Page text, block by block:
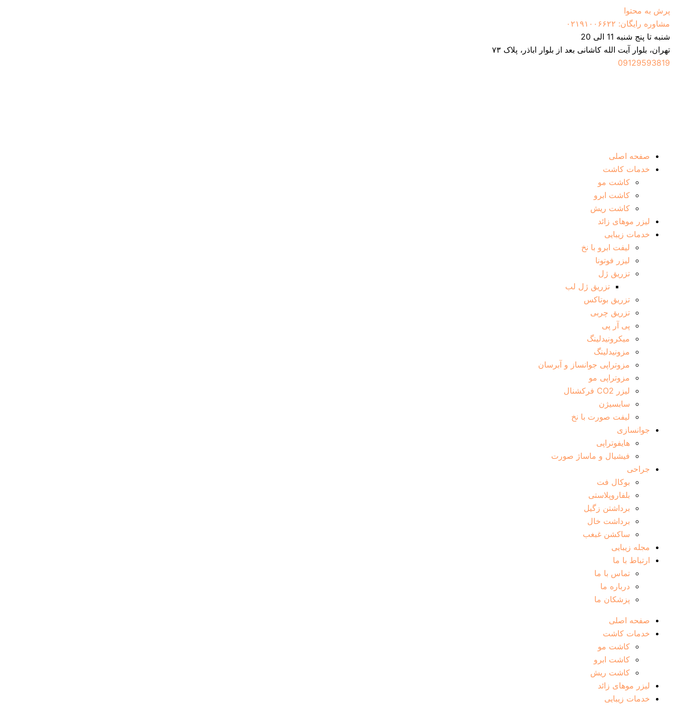
پرش به محتوا
مشاوره رایگان: ۰۲۱۹۱۰۰۶۶۲۲
شنبه تا پنج شنبه 11 الی 20
تهران، بلوار آیت الله کاشانی بعد از بلوار اباذر، پلاک ۷۳
09129593819
صفحه اصلی
خدمات کاشت
کاشت مو
کاشت ابرو
کاشت ریش
لیزر موهای زائد
خدمات زیبایی
لیفت ابرو با نخ
لیزر فوتونا
تزریق ژل
تزریق ژل لب
تزریق بوتاکس
تزریق چربی
پی آر پی
میکرونیدلینگ
مزونیدلینگ
مزوتراپی جوانساز و آبرسان
مزوتراپی مو
لیزر CO2 فرکشنال
سابسیژن
لیفت صورت با نخ
جوانسازی
هایفوتراپی
فیشیال و ماساژ صورت
جراحی
بوکال فت
بلفاروپلاستی
برداشتن زگیل
برداشت خال
ساکشن غبغب
مجله زیبایی
ارتباط با ما
تماس با ما
درباره ما
پزشکان ما
صفحه اصلی
خدمات کاشت
کاشت مو
کاشت ابرو
کاشت ریش
لیزر موهای زائد
خدمات زیبایی